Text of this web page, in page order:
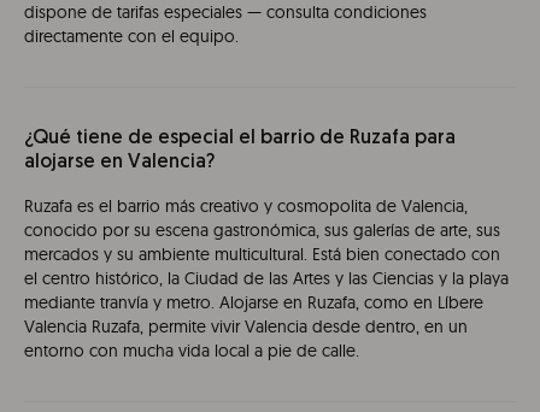
dispone de tarifas especiales — consulta condiciones
directamente con el equipo.
¿Qué tiene de especial el barrio de Ruzafa para
alojarse en Valencia?
Ruzafa es el barrio más creativo y cosmopolita de Valencia,
conocido por su escena gastronómica, sus galerías de arte, sus
mercados y su ambiente multicultural. Está bien conectado con
el centro histórico, la Ciudad de las Artes y las Ciencias y la playa
mediante tranvía y metro. Alojarse en Ruzafa, como en Líbere
Valencia Ruzafa, permite vivir Valencia desde dentro, en un
entorno con mucha vida local a pie de calle.